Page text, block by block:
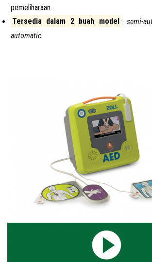
pemeliharaan.
Tersedia dalam 2 buah model :semi-
automatic.